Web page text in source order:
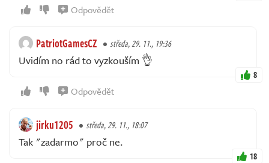
Odpovědět
PatriotGamesCZ středa, 29. 11., 19:36
Uvidím no rád to vyzkouším 👌
8
Odpovědět
jirku1205 středa, 29. 11., 18:07
Tak "zadarmo" proč ne.
18